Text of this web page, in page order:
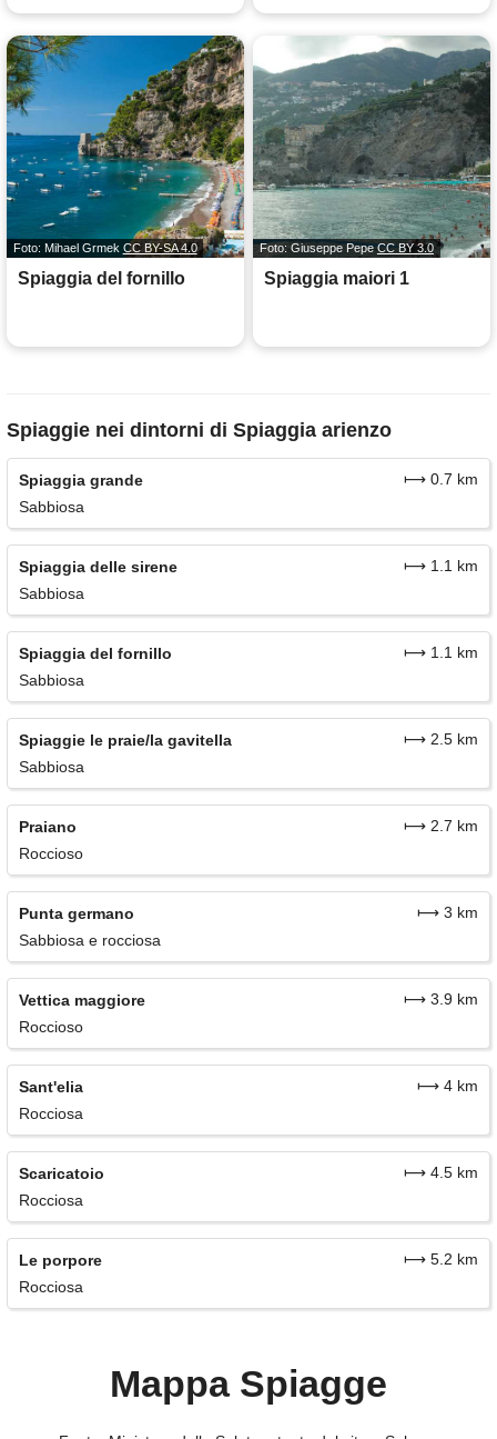
Foto: Mihael Grmek CC BY-SA 4.0
Spiaggia del fornillo
Foto: Giuseppe PepeCC BY 3.0
Spiaggia maiori 1
Spiaggie nei dintorni di Spiaggia arienzo
Spiaggia grande
⟼ 0.7 km
Sabbiosa
Spiaggia delle sirene
⟼ 1.1 km
Sabbiosa
Spiaggia del fornillo
⟼ 1.1 km
Sabbiosa
Spiaggie le praie/la gavitella
⟼ 2.5 km
Sabbiosa
Praiano
⟼ 2.7 km
Roccioso
Punta germano
⟼ 3 km
Sabbiosa e rocciosa
Vettica maggiore
⟼ 3.9 km
Roccioso
Sant'elia
⟼ 4 km
Rocciosa
Scaricatoio
⟼ 4.5 km
Rocciosa
Le porpore
⟼ 5.2 km
Rocciosa
Mappa Spiagge